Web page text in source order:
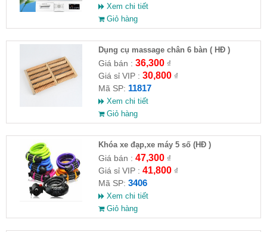
Xem chi tiết
Giỏ hàng
Dụng cụ massage chân 6 bàn ( HĐ )
Giá bán : 36,300₫
Giá sỉ VIP : 30,800₫
Mã SP: 11817
Xem chi tiết
Giỏ hàng
Khóa xe đạp,xe máy 5 số (HĐ )
Giá bán : 47,300₫
Giá sỉ VIP : 41,800₫
Mã SP: 3406
Xem chi tiết
Giỏ hàng